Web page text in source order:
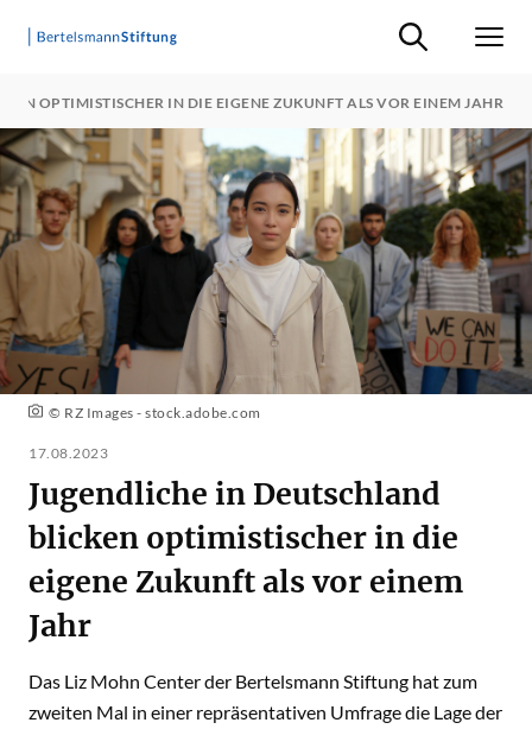
Suche ein-/
OPTIMISTISCHER IN DIE EIGENE ZUKUNFT ALS VOR EINEM JAHR
© RZ Images - stock.adobe.com
17.08.2023
Jugendliche in Deutschland
blicken optimistischer in die
eigene Zukunft als vor einem
Jahr
Das Liz Mohn Center der Bertelsmann Stiftung hat zum
zweiten Mal in einer repräsentativen Umfrage die Lage der